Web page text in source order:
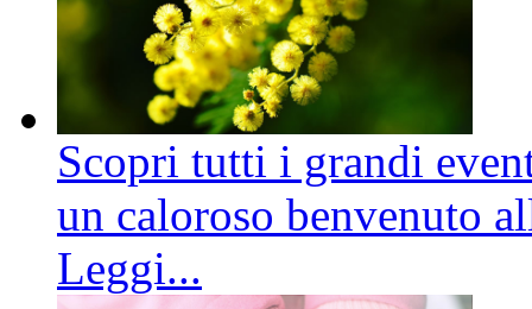
Scopri tutti i grandi
un caloroso benvenuto
Leggi...